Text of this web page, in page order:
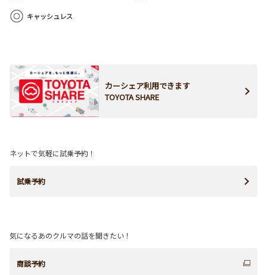
キャッシュレス
カーシェア利用できます
TOYOTA SHARE
ネットで気軽に試乗予約！
試乗予約
気になるあのクルマの話を聞きたい！
商談予約